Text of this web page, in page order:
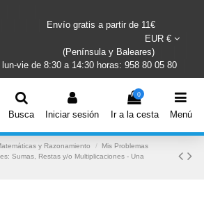
Envío gratis a partir de 11€
EUR €
(Península y Baleares)
vie de 8:30 a 14:30 horas: 958 80 05 80
Busca Iniciar sesión
0
Ir a la cesta Menú
y Razonamiento
Mis Problemas
Sumas, Restas y/o Multiplicaciones - Una